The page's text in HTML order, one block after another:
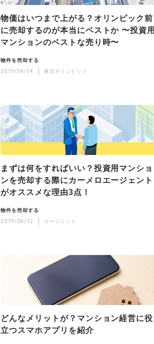
物価はいつまで上がる？オリンピック前
に売却するのが本当にベストか 〜投資用
マンションのベストな売り時〜
物件を売却する
2019/04/14
東京オリンピック
まずは何をすればいい？投資用マンショ
ンを売却する際にカーメロエージェント
がオススメな理由3点！
物件を売却する
2019/04/12
エージェント
どんなメリットが？マンション経営に役
立つスマホアプリを紹介